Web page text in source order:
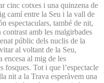
cinc cotxes i una quinzena de
camí entre la Seu i la vall de
espectaculars, també de nit,
amb les malgirbades
públic dels nuclis de la
al voltant de la Seu,
encesa al mig de les
fosques. Tot i que l’espectacle
nit a la Trava esperàvem una